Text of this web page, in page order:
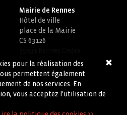
pour la réalisation des
permettent également
de nos services. En
vous acceptez l'utilisation de
Mairie de Rennes
Hôtel de ville
place de la Mairie
CS 63126